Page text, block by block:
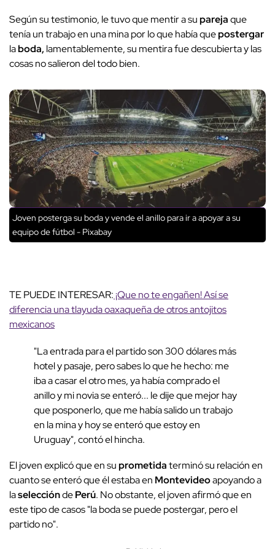
Según su testimonio, le tuvo que mentir a suparejaque
tenía un trabajo en una mina por lo que había quepostergar
laboda, lamentablemente, su mentira fue descubierta y las
cosas no salieron del todo bien.
Joven posterga su boda y vende el anillo para ir a apoyar a su
equipo de fútbol - Pixabay
TE PUEDE INTERESAR:¡Que no te engañen! Así se
diferencia una tlayuda oaxaqueña de otros antojitos
mexicanos
"La entrada para el partido son 300 dólares más
hotel y pasaje, pero sabes lo que he hecho: me
iba a casar el otro mes, ya había comprado el
anillo y mi novia se enteró... le dije que mejor hay
que posponerlo, que me había salido un trabajo
en la mina y hoy se enteró que estoy en
Uruguay", contó el hincha.
El joven explicó que en suprometidaterminó su relación en
cuanto se enteró que él estaba en Montevideoapoyando a
laseleccióndePerú. No obstante, el joven afirmó que en
este tipo de casos"la boda se puede postergar, pero el
partido no".